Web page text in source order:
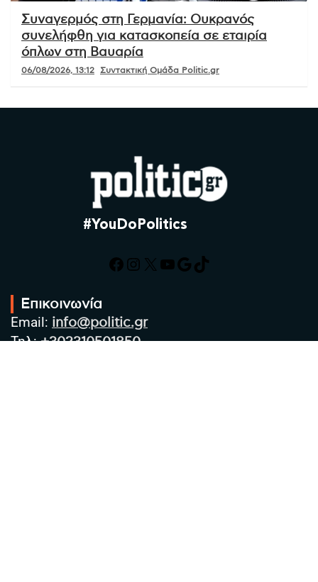
Συναγερμός στη Γερμανία: Ουκρανός
συνελήφθη για κατασκοπεία σε εταιρία
όπλων στη Βαυαρία
06/08/2026, 13:12 Συντακτική Ομάδα Politic.gr
#YouDoPolitics
Facebook
Instagram
X YouTube
Google
TikTok
Επικοινωνία
Email: info@politic.gr
Τηλ:+302310501850